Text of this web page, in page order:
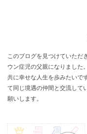
このブログを見つけていただ
ウン症児の父親になりました
共に幸せな人生を歩みたいで
て同じ境遇の仲間と交流して
願いします。